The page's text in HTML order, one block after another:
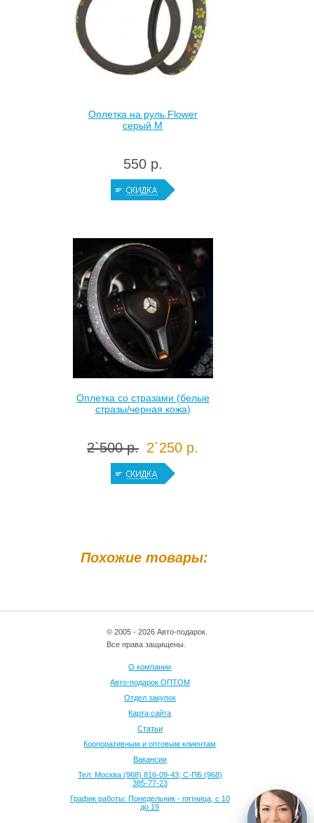
Похожие товары:
Оплетка на руль Flower
серый М
550 р.
Оплетка со стразами (белые
стразы/черная кожа)
2`500 р. 2`250 р.
© 2005 - 2026 Авто-подарок.
Все права защищены.
О компании
Авто-подарок ОПТОМ
Отдел закупок
Карта сайта
Статьи
Корпоративным и оптовым клиентам
Вакансии
Тел: Москва (968) 816-09-43; С-ПБ (968)
385-77-23
График работы: Понедельник - пятница, с 10
до 19